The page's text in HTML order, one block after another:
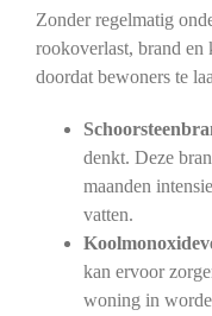
Zonder regelmatig
rookoverlast, brand en
doordat bewoners te
denkt. Deze
maanden
vatten.
kan ervoor
woning in